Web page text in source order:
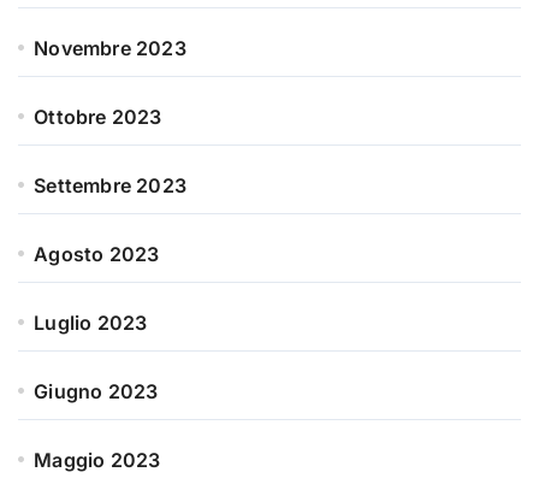
Novembre 2023
Ottobre 2023
Settembre 2023
Agosto 2023
Luglio 2023
Giugno 2023
Maggio 2023